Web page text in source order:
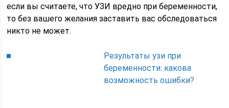
если вы считаете, что УЗИ вредно при беременности,
то без вашего желания заставить вас обследоваться
никто не может.
Результаты узи при
беременности: какова
возможность ошибки?